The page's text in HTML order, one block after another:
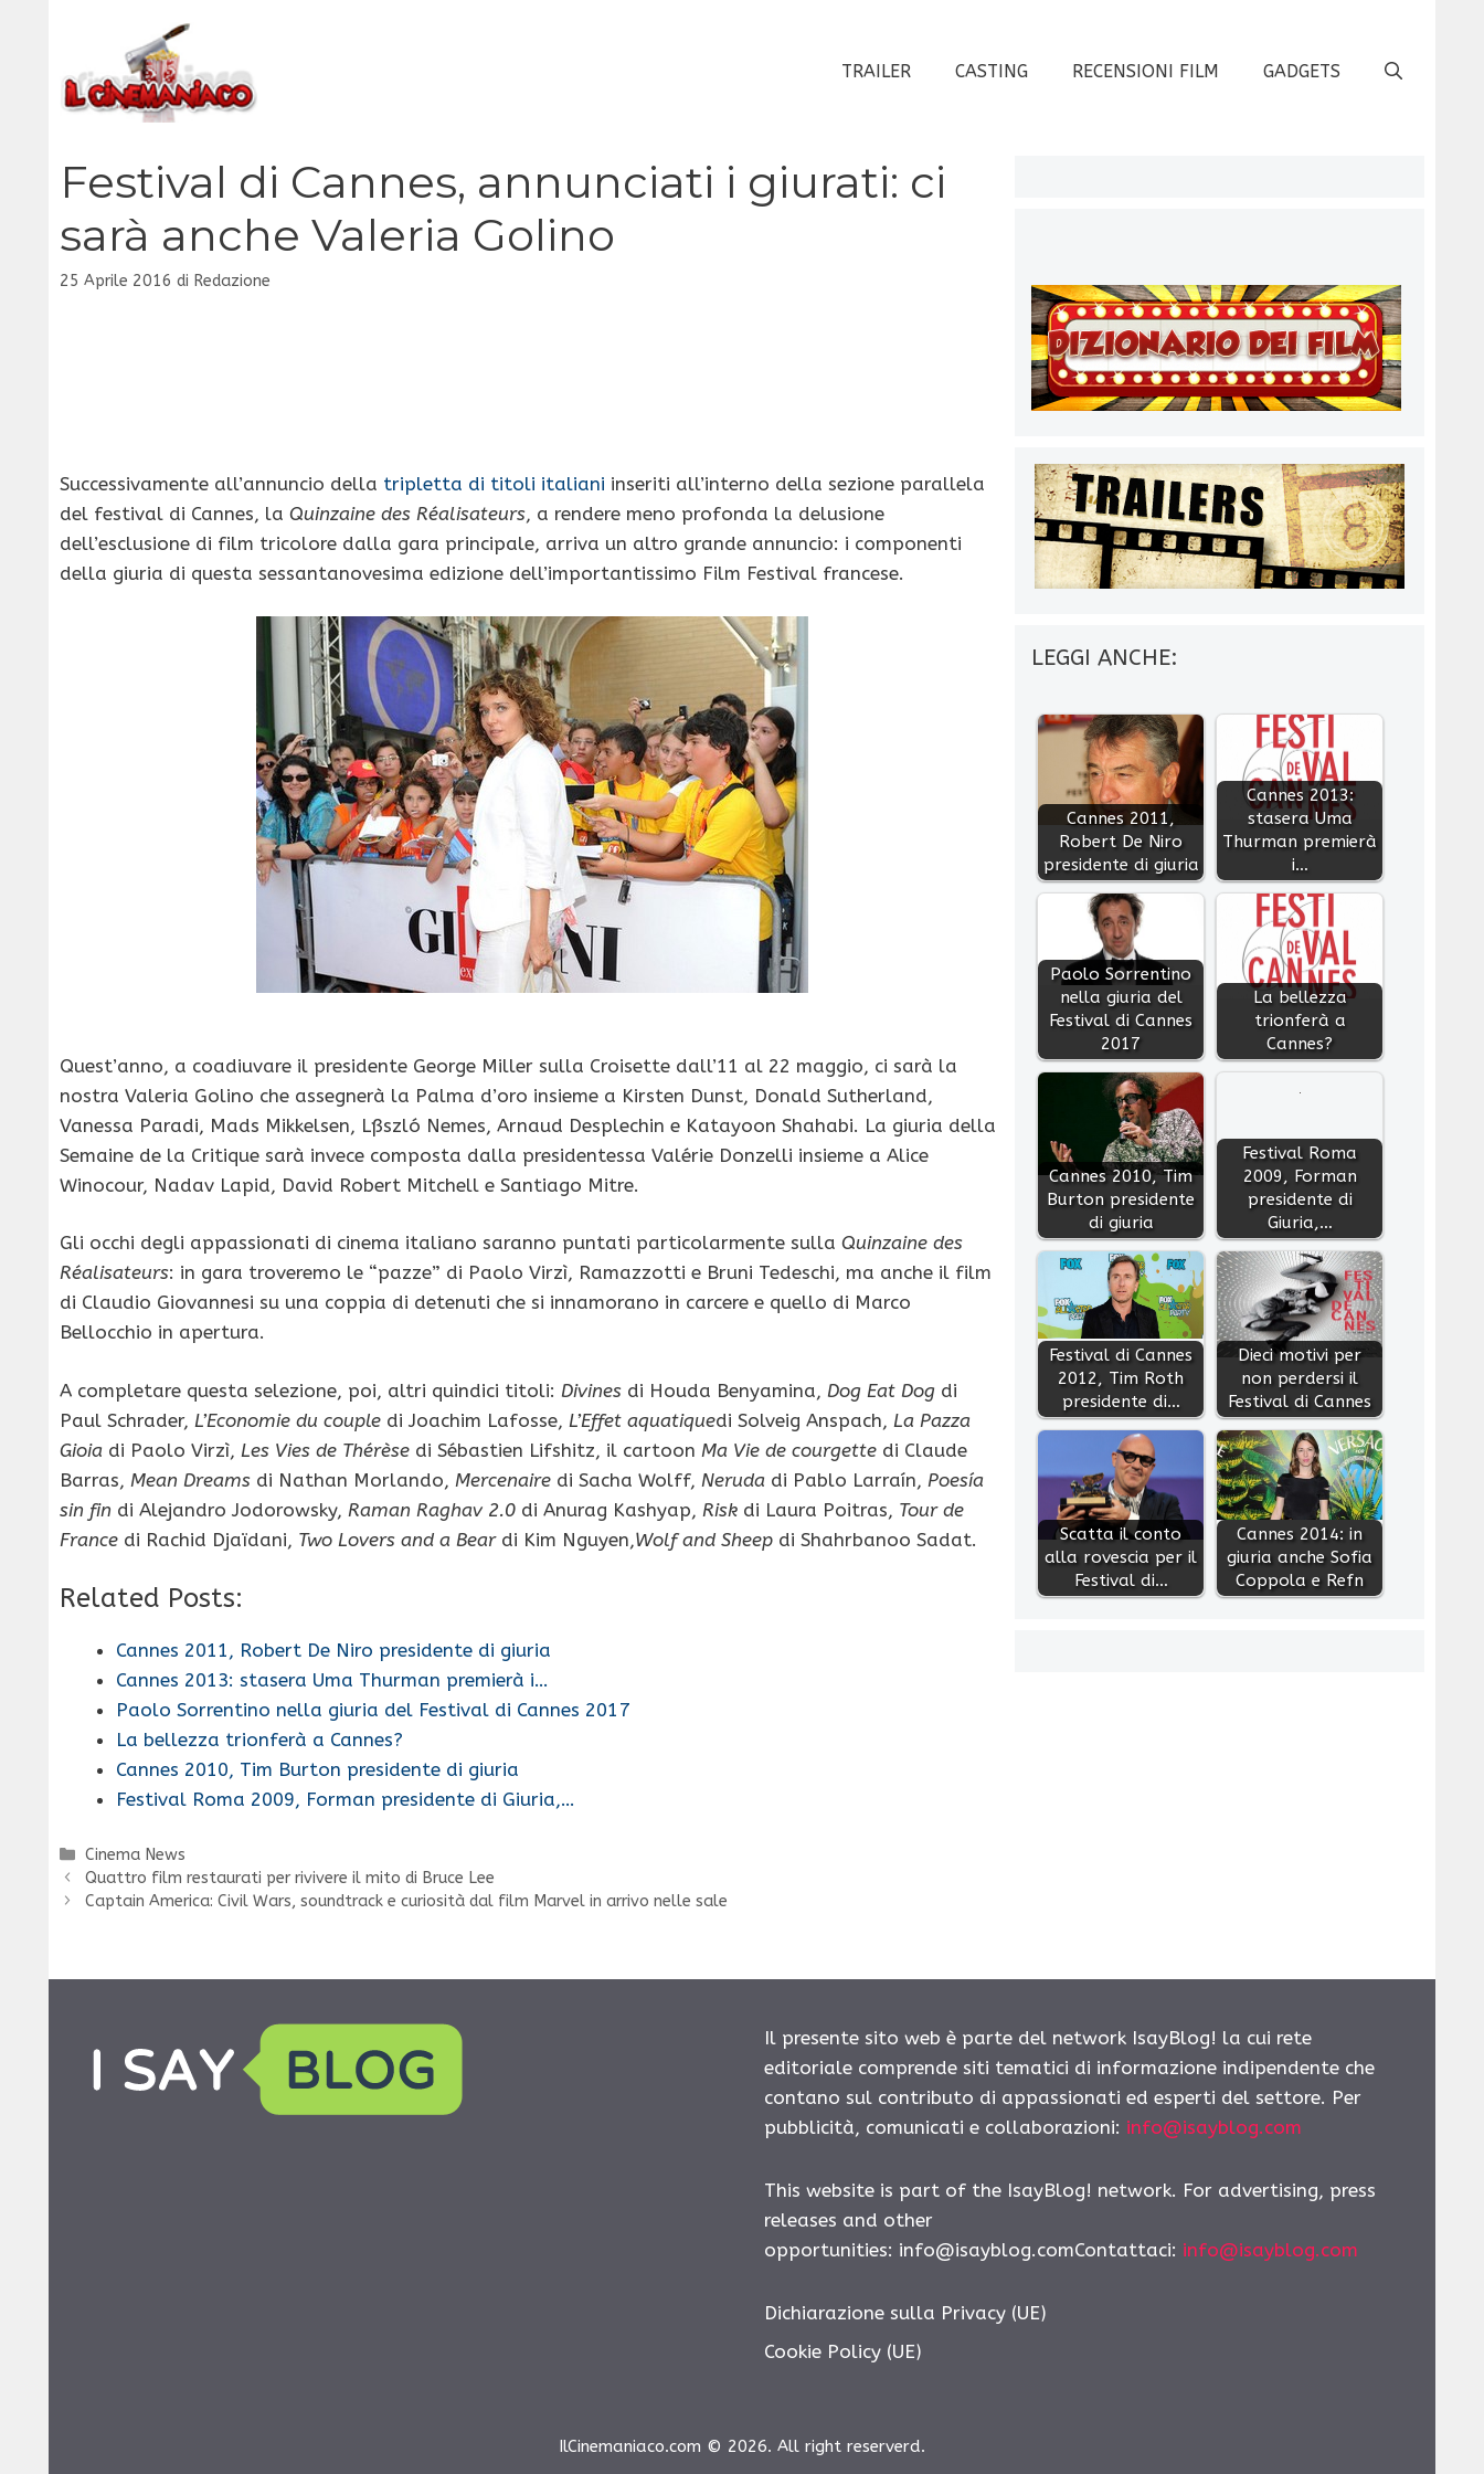
contenuto
TRAILER CASTING RECENSIONI FILM GADGETS
Festival di Cannes, annunciati i giurati: ci
sarà anche Valeria Golino
25 Aprile 2016 di Redazione
Successivamente all’annuncio della tripletta di titoli italiani inseriti all’interno della sezione parallela
del festival di Cannes, la Quinzaine des Réalisateurs, a rendere meno profonda la delusione
dell’esclusione di film tricolore dalla gara principale, arriva un altro grande annuncio: i componenti
della giuria di questa sessantanovesima edizione dell’importantissimo Film Festival francese.
Quest’anno, a coadiuvare il presidente George Miller sulla Croisette dall’11 al 22 maggio, ci sarà la
nostra Valeria Golino che assegnerà la Palma d’oro insieme a Kirsten Dunst, Donald Sutherland,
Vanessa Paradi, Mads Mikkelsen, Lßszló Nemes, Arnaud Desplechin e Katayoon Shahabi. La giuria della
Semaine de la Critique sarà invece composta dalla presidentessa Valérie Donzelli insieme a Alice
Winocour, Nadav Lapid, David Robert Mitchell e Santiago Mitre.
Gli occhi degli appassionati di cinema italiano saranno puntati particolarmente sulla Quinzaine des
Réalisateurs: in gara troveremo le “pazze” di Paolo Virzì, Ramazzotti e Bruni Tedeschi, ma anche il film
di Claudio Giovannesi su una coppia di detenuti che si innamorano in carcere e quello di Marco
Bellocchio in apertura.
A completare questa selezione, poi, altri quindici titoli: Divines di Houda Benyamina, Dog Eat Dog di
Paul Schrader, L’Economie du couple di Joachim Lafosse, L’Effet aquatiquedi Solveig Anspach, La Pazza
Gioia di Paolo Virzì, Les Vies de Thérèse di Sébastien Lifshitz, il cartoon Ma Vie de courgette di Claude
Barras, Mean Dreams di Nathan Morlando, Mercenaire di Sacha Wolff, Neruda di Pablo Larraín, Poesía
sin fin di Alejandro Jodorowsky, Raman Raghav 2.0 di Anurag Kashyap, Risk di Laura Poitras, Tour de
France di Rachid Djaïdani, Two Lovers and a Bear di Kim Nguyen,Wolf and Sheep di Shahrbanoo Sadat.
Related Posts:
Cannes 2011, Robert De Niro presidente di giuria
Cannes 2013: stasera Uma Thurman premierà i…
Paolo Sorrentino nella giuria del Festival di Cannes 2017
La bellezza trionferà a Cannes?
Cannes 2010, Tim Burton presidente di giuria
Festival Roma 2009, Forman presidente di Giuria,…
Categorie
Cinema News
Quattro film restaurati per rivivere il mito di Bruce Lee
Captain America: Civil Wars, soundtrack e curiosità dal film Marvel in arrivo nelle sale
LEGGI ANCHE:
Cannes 2011,
Robert De Niro
presidente di giuria
Cannes 2013:
stasera Uma
Thurman premierà
i…
Paolo Sorrentino
nella giuria del
Festival di Cannes
2017
La bellezza
trionferà a
Cannes?
Cannes 2010, Tim
Burton presidente
di giuria
Festival Roma
2009, Forman
presidente di
Giuria,…
Festival di Cannes
2012, Tim Roth
presidente di…
Dieci motivi per
non perdersi il
Festival di Cannes
Scatta il conto
alla rovescia per il
Festival di…
Cannes 2014: in
giuria anche Sofia
Coppola e Refn
Il presente sito web è parte del network IsayBlog! la cui rete
editoriale comprende siti tematici di informazione indipendente che
contano sul contributo di appassionati ed esperti del settore. Per
pubblicità, comunicati e collaborazioni: info@isayblog.com
This website is part of the IsayBlog! network. For advertising, press
releases and other
opportunities: info@isayblog.comContattaci: info@isayblog.com
Dichiarazione sulla Privacy (UE)
Cookie Policy (UE)
IlCinemaniaco.com © 2026. All right reserverd.